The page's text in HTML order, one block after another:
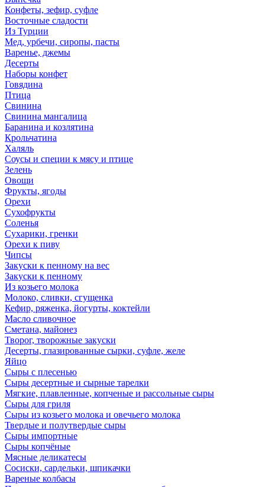
Конфеты, зефир, суфле
Восточные сладости
Из Турции
Мед, урбечи, сиропы, пасты
Варенье, джемы
Десерты
Наборы конфет
Говядина
Птица
Свинина
Свинина мангалица
Баранина и козлятина
Крольчатина
Халяль
Соусы и специи к мясу и птице
Зелень
Овощи
Фрукты, ягоды
Орехи
Сухофрукты
Соленья
Сухарики, гренки
Орехи к пиву
Чипсы
Закуски к пенному на вес
Закуски к пенному
Из козьего молока
Молоко, сливки, сгущенка
Кефир, ряженка, йогурты, коктейли
Масло сливочное
Сметана, майонез
Творог, творожные закуски
Десерты, глазированные сырки, суфле, желе
Яйцо
Сыры с плесенью
Сыры десертные и сырные тарелки
Мягкие, плавленные, копченые и рассольные сыры
Сыры для гриля
Сыры из козьего молока и овечьего молока
Твердые и полутвердые сыры
Сыры импортные
Сыры копчёные
Мясные деликатесы
Сосиски, сардельки, шпикачки
Вареные колбасы